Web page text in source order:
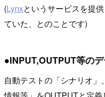
(Lynxというサービスを提
ていた、とのことです)
●INPUT,OUTPUT等の
自動テストの「シナリオ